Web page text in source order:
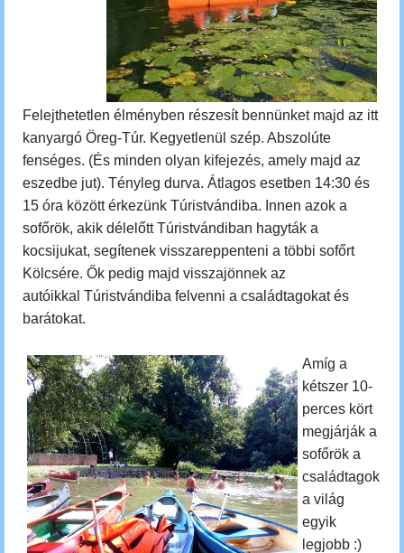
Felejthetetlen élményben részesít bennünket majd az itt
kanyargó Öreg-Túr. Kegyetlenül szép. Abszolúte
fenséges. (És minden olyan kifejezés, amely majd az
eszedbe jut). Tényleg durva. Átlagos esetben 14:30 és
15 óra között érkezünk Túristvándiba. Innen azok a
sofőrök, akik délelőtt Túristvándiban hagyták a
kocsijukat, segítenek visszareppenteni a többi sofőrt
Kölcsére. Ők pedig majd visszajönnek az
autóikkal Túristvándiba felvenni a családtagokat és
barátokat.
Amíg a
kétszer 10-
perces kört
megjárják a
sofőrök a
családtagok
a világ
egyik
legjobb :)